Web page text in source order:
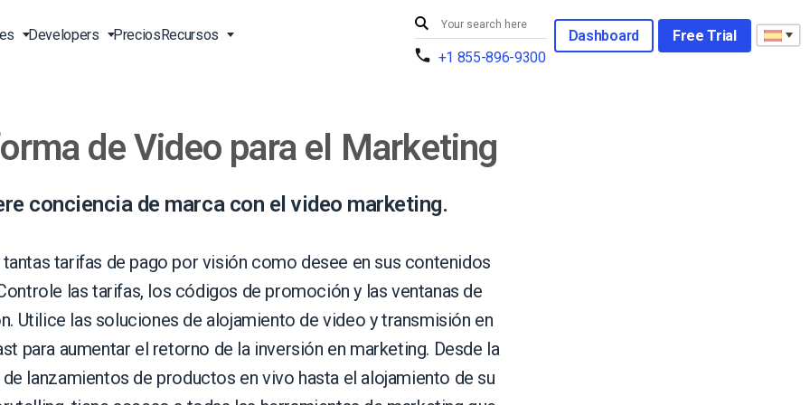
Transmisión en Vivo en Línea
Reproductor de Video HTML5
Todo el Mundo
Galería de Videos Expo
Análisis de Video
Monetización de Video
Video para Empresas
Video para Profesionales del
Video para Ventas
y
Transmisión en Vivo para
Músicos
Developers
EN
Herramientas Herramientas
para Desarrolladores
Transmisión de Pago por
Carga de Video Segura
PreciosRecursos
Soporte 24/7 EN
Servicios Profesionales
Sobre Nosotros EN
Oportunidades Laborales EN
Aliados EN
Contáctenos
+1 855-896-9300
Dashboard Free Trial
de Video para el Marketing
conciencia de marca con el video marketing.
tarifas de pago por visión como desee en sus contenidos
las tarifas, los códigos de promoción y las ventanas de
Utilice las soluciones de alojamiento de video y transmisión en
para aumentar el retorno de la inversión en marketing. Desde la
lanzamientos de productos en vivo hasta el alojamiento de su